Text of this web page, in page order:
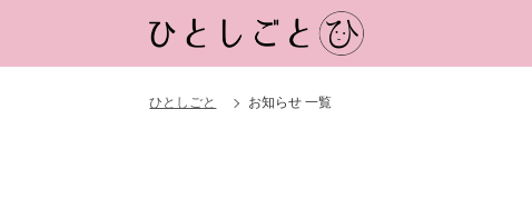
ひとしごと お知らせ 一覧